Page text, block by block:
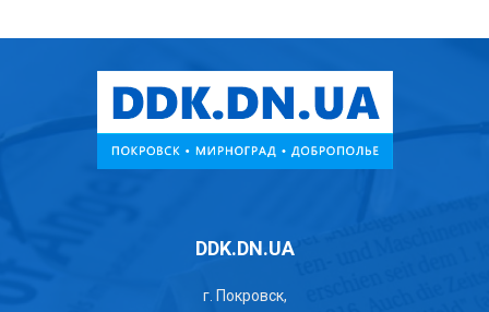
DDK.DN.UA
г. Покровск,